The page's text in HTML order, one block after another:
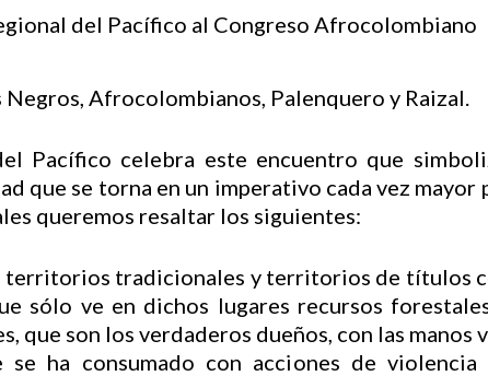
Afrocolombianos, Palenquero y Raizal.
Pacífico celebra este encuentro que
que se torna en un imperativo cada vez
queremos resaltar los siguientes:
territorios tradicionales y territorios de títulos
sólo ve en dichos lugares recursos
que son los verdaderos dueños, con las manos
ha consumado con acciones de